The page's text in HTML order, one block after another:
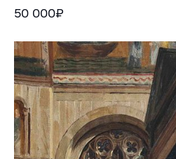
50 000₽